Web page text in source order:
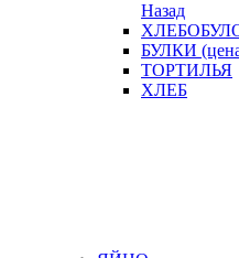
Назад
БУЛКИ (цена
ТОРТИЛЬЯ
ХЛЕБ